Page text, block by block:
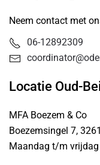
Neem contact met
06-12892309
Locatie Oud-
MFA Boezem & Co
Boezemsingel 7,
Maandag t/m